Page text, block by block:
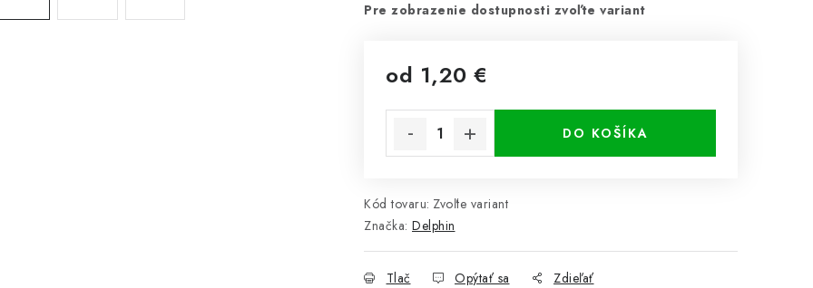
Pre zobrazenie dostupnosti zvoľte variant
od 1,20 €
DO KOŠÍKA
Kód tovaru: Zvoľte variant
Značka: Delphin
Tlač Opýtať sa Zdieľať